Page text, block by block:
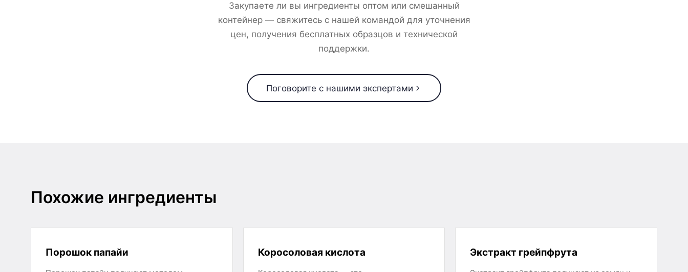
Закупаете ли вы ингредиенты оптом или смешанный
контейнер — свяжитесь с нашей командой для уточнения
цен, получения бесплатных образцов и технической
поддержки.
Поговорите с нашими экспертами
Похожие ингредиенты
Порошок папайи Коросоловая кислота Экстракт грейпфрута